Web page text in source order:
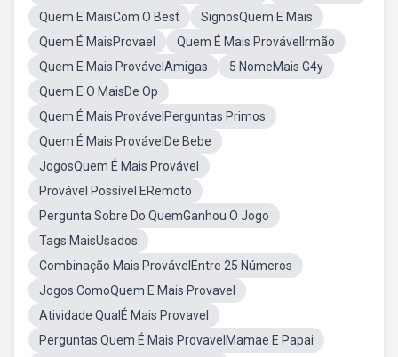
Quem E MaisCom O Best
SignosQuem E Mais
Quem É MaisProvael
Quem É Mais ProvávelIrmão
Quem E Mais ProvávelAmigas
5 NomeMais G4y
Quem E O MaisDe Op
Quem É Mais ProvávelPerguntas Primos
Quem É Mais ProvávelDe Bebe
JogosQuem É Mais Provável
Provável Possível ERemoto
Pergunta Sobre Do QuemGanhou O Jogo
Tags MaisUsados
Combinação Mais ProvávelEntre 25 Números
Jogos ComoQuem E Mais Provavel
Atividade QualÉ Mais Provavel
Perguntas Quem É Mais ProvavelMamae E Papai